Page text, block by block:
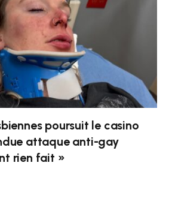
poursuit le casino
attaque anti-gay
rien fait »